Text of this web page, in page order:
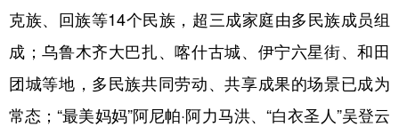
克族、回族等14个民族，超三成家庭由多民族成员组
成；乌鲁木齐大巴扎、喀什古城、伊宁六星街、和田
团城等地，多民族共同劳动、共享成果的场景已成为
常态；“最美妈妈”阿尼帕·阿力马洪、“白衣圣人”吴登云